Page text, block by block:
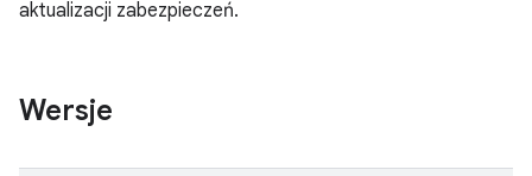
aktualizacji zabezpieczeń.
Wersje